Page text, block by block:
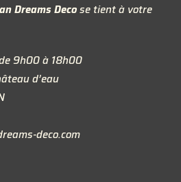
Dreams Decose tient à votre
9h00 à 18h00
d’eau
deco.com